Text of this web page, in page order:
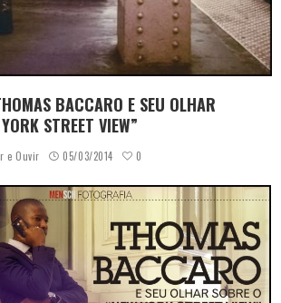
BACCARO E SEU OLHAR
STREET VIEW”
e Ouvir 05/03/2014 0